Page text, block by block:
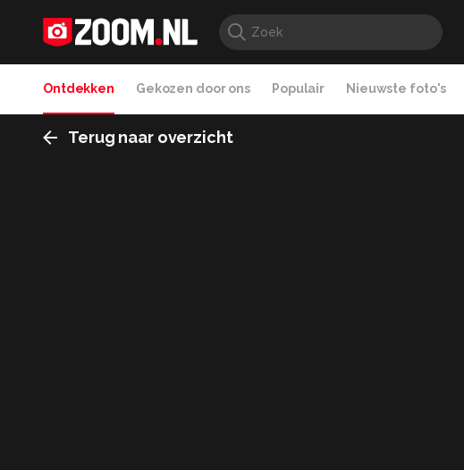
Ontdekken Gekozen door ons Populair Nieuwste foto's
Terug naar overzicht